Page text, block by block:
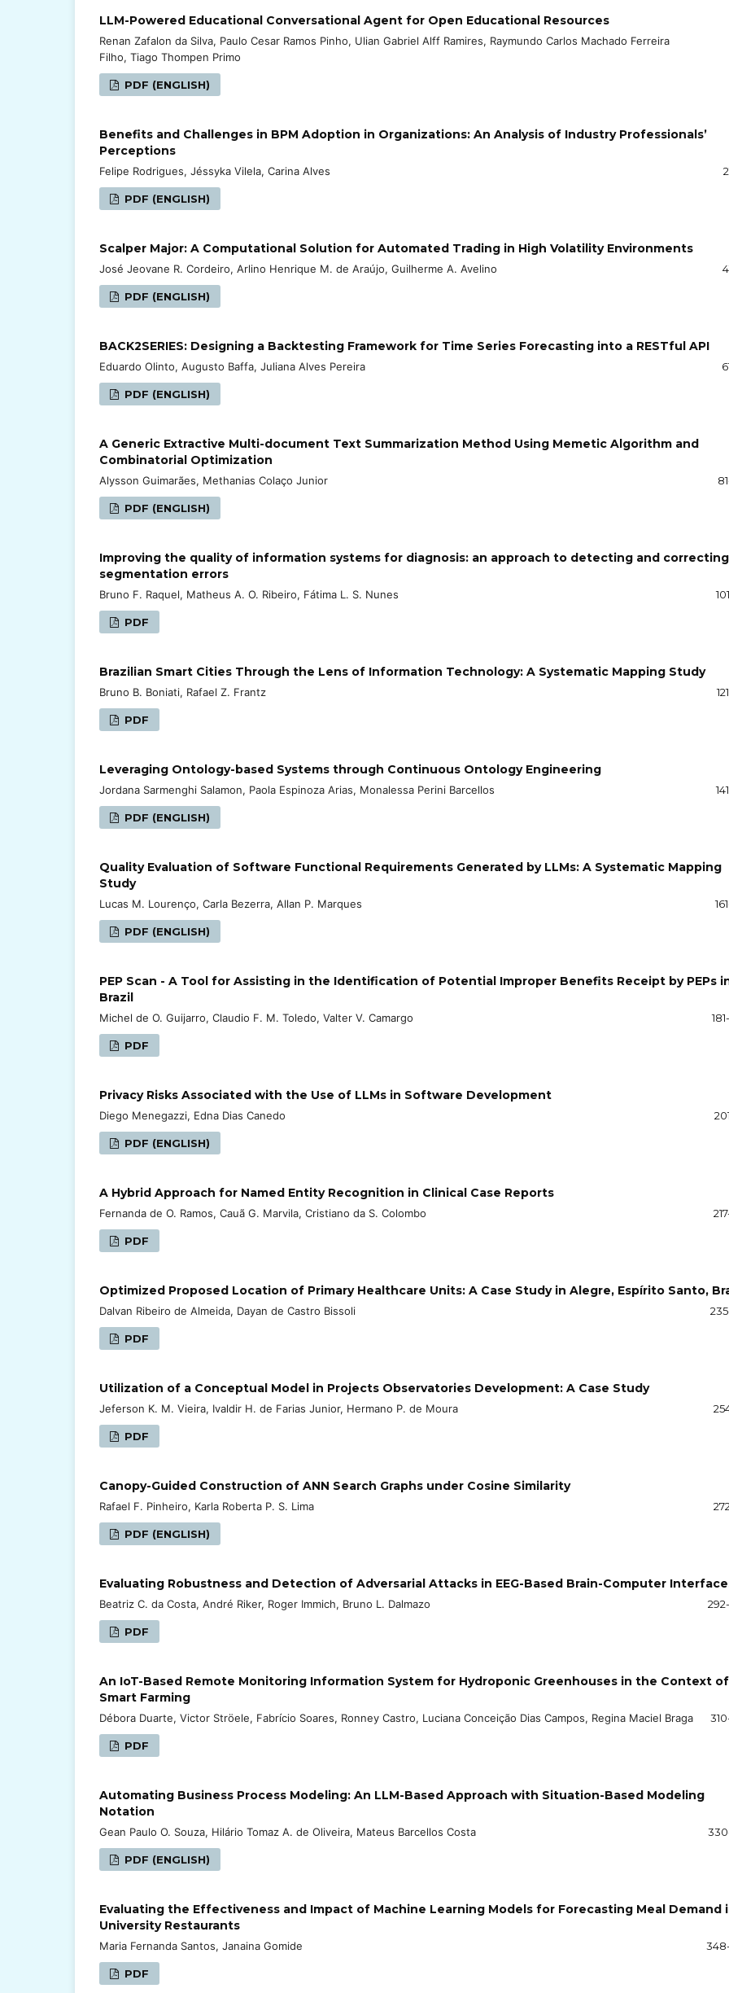
LLM-Powered Educational Conversational Agent for Open Educational Resources
Renan Zafalon da Silva, Paulo Cesar Ramos Pinho, Ulian Gabriel Alff Ramires, Raymundo Carlos Machado Ferreira
Filho, Tiago Thompen Primo
PDF (ENGLISH)
Benefits and Challenges in BPM Adoption in Organizations: An Analysis of Industry Professionals’
Perceptions
Felipe Rodrigues, Jéssyka Vilela, Carina Alves
PDF (ENGLISH)
Scalper Major: A Computational Solution for Automated Trading in High Volatility Environments
José Jeovane R. Cordeiro, Arlino Henrique M. de Araújo, Guilherme A. Avelino
PDF (ENGLISH)
BACK2SERIES: Designing a Backtesting Framework for Time Series Forecasting into a RESTful API
Eduardo Olinto, Augusto Baffa, Juliana Alves Pereira
PDF (ENGLISH)
A Generic Extractive Multi-document Text Summarization Method Using Memetic Algorithm and
Combinatorial Optimization
Alysson Guimarães, Methanias Colaço Junior
PDF (ENGLISH)
Improving the quality of information systems for diagnosis: an approach to detecting and correcting
segmentation errors
Bruno F. Raquel, Matheus A. O. Ribeiro, Fátima L. S. Nunes
PDF
Brazilian Smart Cities Through the Lens of Information Technology: A Systematic Mapping Study
Bruno B. Boniati, Rafael Z. Frantz
PDF
Leveraging Ontology-based Systems through Continuous Ontology Engineering
Jordana Sarmenghi Salamon, Paola Espinoza Arias, Monalessa Perini Barcellos
PDF (ENGLISH)
Quality Evaluation of Software Functional Requirements Generated by LLMs: A Systematic Mapping
Study
Lucas M. Lourenço, Carla Bezerra, Allan P. Marques
PDF (ENGLISH)
PEP Scan - A Tool for Assisting in the Identification of Potential Improper Benefits Receipt by PEPs
Brazil
Michel de O. Guijarro, Claudio F. M. Toledo, Valter V. Camargo
PDF
Privacy Risks Associated with the Use of LLMs in Software Development
Diego Menegazzi, Edna Dias Canedo
PDF (ENGLISH)
A Hybrid Approach for Named Entity Recognition in Clinical Case Reports
Fernanda de O. Ramos, Cauã G. Marvila, Cristiano da S. Colombo
PDF
Optimized Proposed Location of Primary Healthcare Units: A Case Study in Alegre, Espírito Santo,
Dalvan Ribeiro de Almeida, Dayan de Castro Bissoli
PDF
Utilization of a Conceptual Model in Projects Observatories Development: A Case Study
Jeferson K. M. Vieira, Ivaldir H. de Farias Junior, Hermano P. de Moura
PDF
Canopy-Guided Construction of ANN Search Graphs under Cosine Similarity
Rafael F. Pinheiro, Karla Roberta P. S. Lima
PDF (ENGLISH)
Evaluating Robustness and Detection of Adversarial Attacks in EEG-Based Brain-Computer
Beatriz C. da Costa, André Riker, Roger Immich, Bruno L. Dalmazo
PDF
An IoT-Based Remote Monitoring Information System for Hydroponic Greenhouses in the Context of
Smart Farming
Débora Duarte, Victor Ströele, Fabrício Soares, Ronney Castro, Luciana Conceição Dias Campos, Regina Maciel Braga
PDF
Automating Business Process Modeling: An LLM-Based Approach with Situation-Based Modeling
Notation
Gean Paulo O. Souza, Hilário Tomaz A. de Oliveira, Mateus Barcellos Costa
PDF (ENGLISH)
Evaluating the Effectiveness and Impact of Machine Learning Models for Forecasting Meal Demand
University Restaurants
Maria Fernanda Santos, Janaina Gomide
PDF